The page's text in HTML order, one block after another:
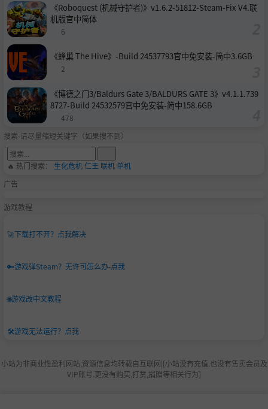
《Roboquest (机械守护者)》v1.6.2-51812-Steam-Fix V4.联
机版官中简体
6
《蜂巢 The Hive》-Build 24537793官中免安装-简中3.6GB
2
《博德之门3/Baldurs Gate 3/BALDURS GATE 3》v4.1.1.739
8727-Build 24532579官中免安装-简中158.6GB
478
搜索-请尽量缩短关键字（如果搜不到）
🔥 热门搜索： 生化危机仁王 联机单机
广告
游戏教程
🚀下载打不开？点我解决
🔑游戏弹Steam？无许可怎么办-点我
🌐游戏改中文教程
🛠️游戏无法运行？点我
小站为非商业性盈利网站,资源信息均转载自互联网|[小站没有充值.也没有售卖会员及
VIP账号.更没有购买,打赏,捐赠等相关行为]